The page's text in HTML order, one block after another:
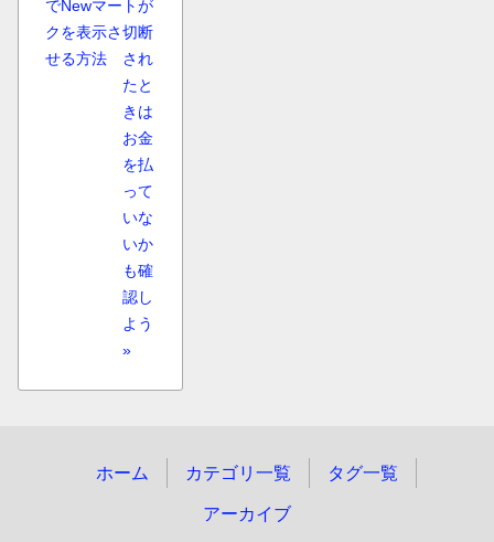
でNewマー
クを表示さ
せる方法
トが
切断
され
たと
きは
お金
を払
って
いな
いか
も確
認し
よう
»
ホーム カテゴリ一覧 タグ一覧
アーカイブ